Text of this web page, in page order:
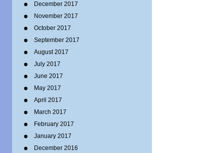
December 2017
November 2017
October 2017
September 2017
August 2017
July 2017
June 2017
May 2017
April 2017
March 2017
February 2017
January 2017
December 2016